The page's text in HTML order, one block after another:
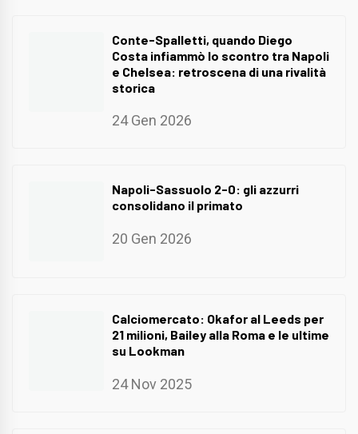
Conte-Spalletti, quando Diego
Costa infiammò lo scontro tra Napoli
e Chelsea: retroscena di una rivalità
storica
24 Gen 2026
Napoli-Sassuolo 2-0: gli azzurri
consolidano il primato
20 Gen 2026
Calciomercato: Okafor al Leeds per
21 milioni, Bailey alla Roma e le ultime
su Lookman
24 Nov 2025